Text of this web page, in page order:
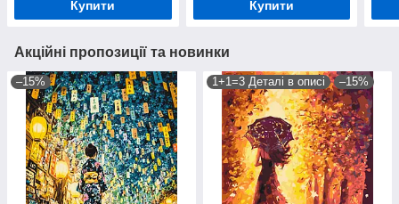
Купити Купити
Акційні пропозиції та новинки
–15% 1+1=3 Деталі в описі –15%